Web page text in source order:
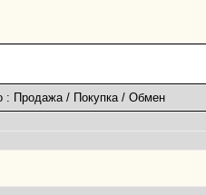
Продажа / Покупка / Обмен